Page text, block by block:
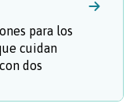
para los
cuidan
dos